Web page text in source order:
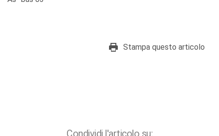
Stampa questo articolo